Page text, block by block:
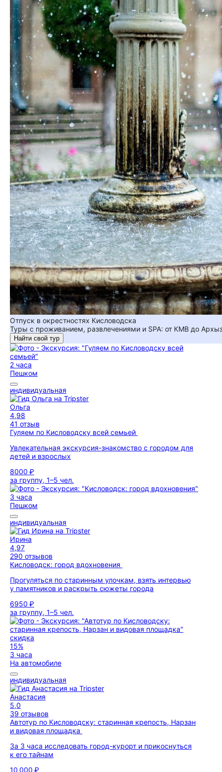
Отпуск в окрестностях Кисловодска
Туры с проживанием, развлечениями и SPA: от КМВ до
Найти свой тур
2 часа
Пешком
индивидуальная
Ольга
4,98
41 отзыв
Гуляем по Кисловодску всей семьей
Увлекательная экскурсия-знакомство с городом для
детей и взрослых
8000 ₽
за группу, 1–5 чел.
3 часа
Пешком
индивидуальная
Ирина
4,97
290 отзывов
Кисловодск: город вдохновения
Прогуляться по старинным улочкам, взять интервью
у памятников и раскрыть сюжеты города
6950 ₽
за группу, 1–5 чел.
скидка
15%
3 часа
На автомобиле
индивидуальная
Анастасия
5,0
39 отзывов
Автотур по Кисловодску: старинная крепость, Нарзан
и видовая площадка
За 3 часа исследовать город-курорт и прикоснуться
к его тайнам
10 000 ₽